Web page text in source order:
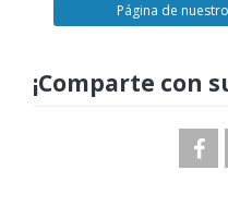
Página de
¡Comparte con